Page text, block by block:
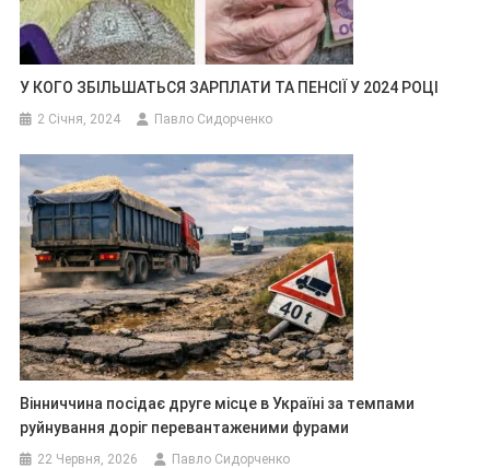
У КОГО ЗБІЛЬШАТЬСЯ ЗАРПЛАТИ ТА ПЕНСІЇ У 2024 РОЦІ
2 Січня, 2024 Павло Сидорченко
Вінниччина посідає друге місце в Україні за темпами
руйнування доріг перевантаженими фурами
22 Червня, 2026 Павло Сидорченко